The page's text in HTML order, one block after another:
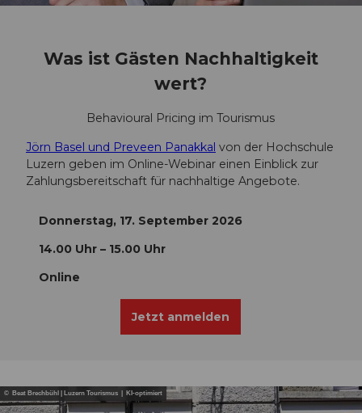
Was ist Gästen Nachhaltigkeit
wert?
Behavioural Pricing im Tourismus
Jörn Basel und Preveen Panakkal von der Hochschule
Luzern geben im Online-Webinar einen Einblick zur
Zahlungsbereitschaft für nachhaltige Angebote.
Donnerstag, 17. September 2026
14.00 Uhr – 15.00 Uhr
Online
Jetzt anmelden
© Beat Brechbühl | Luzern Tourismus | KI-optimiert